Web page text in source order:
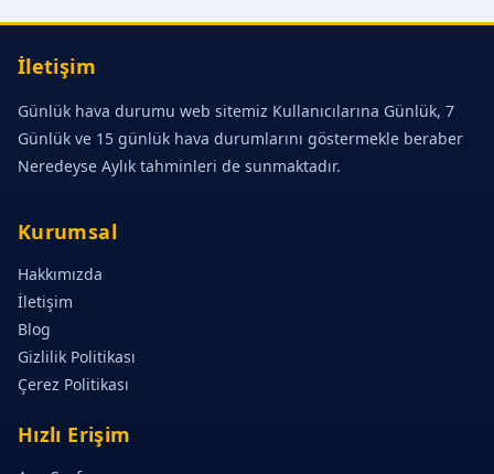
İletişim
Günlük hava durumu web sitemiz Kullanıcılarına Günlük, 7
Günlük ve 15 günlük hava durumlarını göstermekle beraber
Neredeyse Aylık tahminleri de sunmaktadır.
Kurumsal
Hakkımızda
İletişim
Blog
Gizlilik Politikası
Çerez Politikası
Hızlı Erişim